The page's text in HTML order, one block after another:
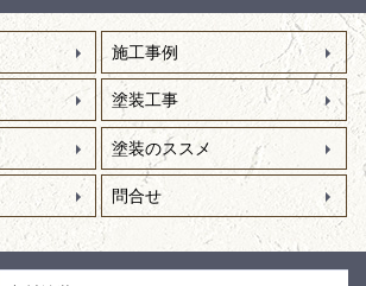
施工事例
塗装工事
塗装のススメ
問合せ